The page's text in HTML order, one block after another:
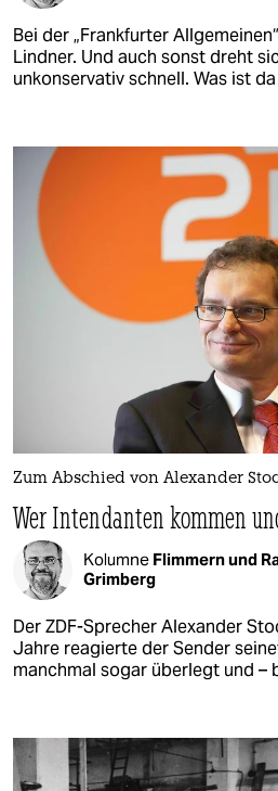
Bei der „Frankfurter
Lindner. Und auch sonst dreht
unkonservativ schnell. Was ist
Zum Abschied von Alexander
Wer Intendanten kommen
Kolumne Flimmern und
Grimberg
Der ZDF-Sprecher Alexander
Jahre reagierte der Sender
manchmal sogar überlegt und –